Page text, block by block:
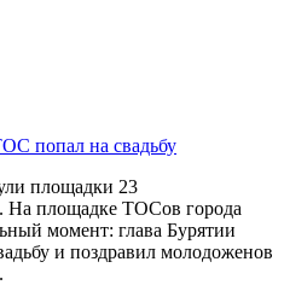
попал на свадьбу
площадки 23
На площадке ТОСов города
момент: глава Бурятии
и поздравил молодоженов